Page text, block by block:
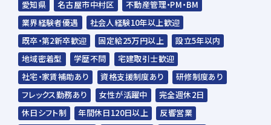
※一次面接はオンライン
▼
内定
※入社時期は相談に応じます。現在、在職中
の方も積極的にご応募ください。応募の秘密
愛知県 名古屋市中村区
不動産管理・PM・BM
業界経験者優遇
社会人経験10年以上歓迎
既卒・第2新卒歓迎
固定給25万円以上
設立5年以内
地域密着型
学歴不問
宅建取引士歓迎
社宅・家賃補助あり
資格支援制度あり
研修制度あり
フレックス勤務あり
女性が活躍中
完全週休2日
休日シフト制
年間休日120日以上
反響営業